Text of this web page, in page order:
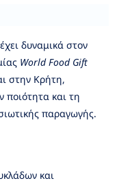
δυναμικά στον
World Food Gift
στην Κρήτη,
ποιότητα και τη
παραγωγής.
και